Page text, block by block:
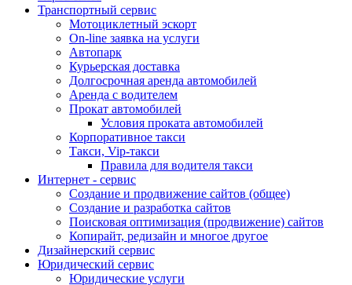
Транспортный сервис
Мотоциклетный эскорт
On-line заявка на услуги
Автопарк
Курьерская доставка
Долгосрочная аренда автомобилей
Аренда с водителем
Прокат автомобилей
Условия проката автомобилей
Корпоративное такси
Такси, Vip-такси
Правила для водителя такси
Интернет - сервис
Создание и продвижение сайтов (общее)
Создание и разработка сайтов
Поисковая оптимизация (продвижение) сайтов
Копирайт, редизайн и многое другое
Дизайнерский сервис
Юридический сервис
Юридические услуги